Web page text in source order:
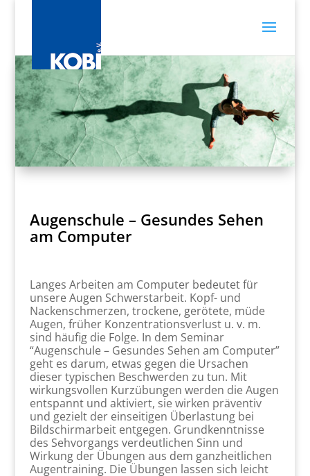
Augenschule – Gesundes Sehen
am Computer
Langes Arbeiten am Computer bedeutet für
unsere Augen Schwerstarbeit. Kopf- und
Nackenschmerzen, trockene, gerötete, müde
Augen, früher Konzentrationsverlust u. v. m.
sind häufig die Folge. In dem Seminar
“Augenschule – Gesundes Sehen am Computer”
geht es darum, etwas gegen die Ursachen
dieser typischen Beschwerden zu tun. Mit
wirkungsvollen Kurzübungen werden die Augen
entspannt und aktiviert, sie wirken präventiv
und gezielt der einseitigen Überlastung bei
Bildschirmarbeit entgegen. Grundkenntnisse
des Sehvorgangs verdeutlichen Sinn und
Wirkung der Übungen aus dem ganzheitlichen
Augentraining. Die Übungen lassen sich leicht